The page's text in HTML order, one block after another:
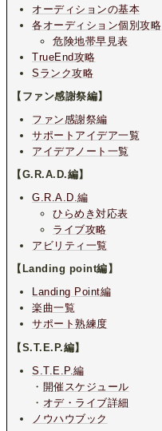
オーディションの基本
各オーディション個別攻略
危険地帯早見表
TrueEnd攻略
Sランク攻略
【ファン感謝祭編】
ファン感謝祭編
サポートアイデア一覧
アイデアノート一覧
【G.R.A.D.編】
G.R.A.D.編
ひらめき対応表
ライブ攻略
アビリティ一覧
【Landing point編】
Landing Point編
楽曲一覧
サポート熟練度
【S.T.E.P.編】
S.T.E.P.編
・ 開催スケジュール
・ オデ・ライブ詳細
ノウハウブック